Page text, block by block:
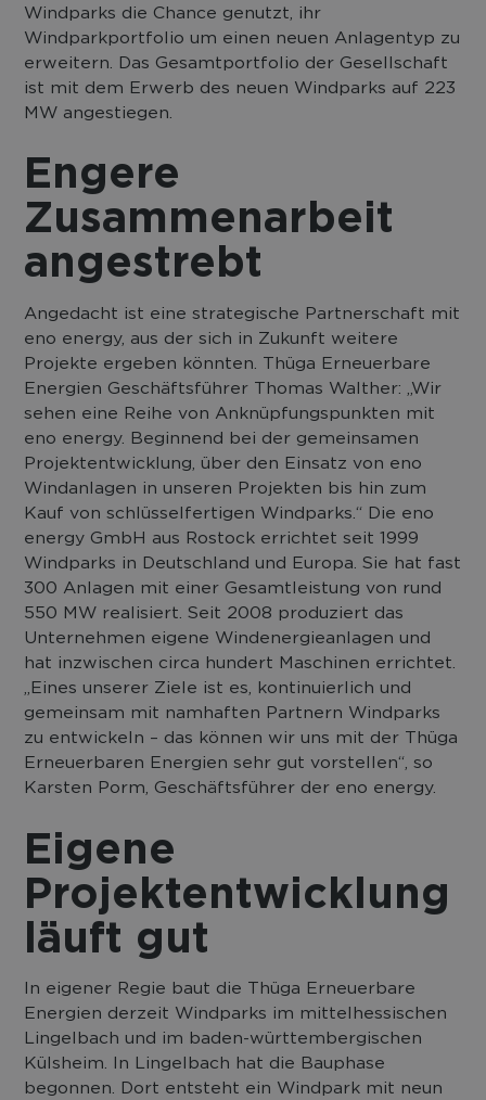
Windparks die Chance genutzt, ihr
Windparkportfolio um einen neuen Anlagentyp zu
erweitern. Das Gesamtportfolio der Gesellschaft
ist mit dem Erwerb des neuen Windparks auf 223
MW angestiegen.
Engere
Zusammenarbeit
angestrebt
Angedacht ist eine strategische Partnerschaft mit
eno energy, aus der sich in Zukunft weitere
Projekte ergeben könnten. Thüga Erneuerbare
Energien Geschäftsführer Thomas Walther: „Wir
sehen eine Reihe von Anknüpfungspunkten mit
eno energy. Beginnend bei der gemeinsamen
Projektentwicklung, über den Einsatz von eno
Windanlagen in unseren Projekten bis hin zum
Kauf von schlüsselfertigen Windparks.“ Die eno
energy GmbH aus Rostock errichtet seit 1999
Windparks in Deutschland und Europa. Sie hat fast
300 Anlagen mit einer Gesamtleistung von rund
550 MW realisiert. Seit 2008 produziert das
Unternehmen eigene Windenergieanlagen und
hat inzwischen circa hundert Maschinen errichtet.
„Eines unserer Ziele ist es, kontinuierlich und
gemeinsam mit namhaften Partnern Windparks
zu entwickeln – das können wir uns mit der Thüga
Erneuerbaren Energien sehr gut vorstellen“, so
Karsten Porm, Geschäftsführer der eno energy.
Eigene
Projektentwicklung
läuft gut
In eigener Regie baut die Thüga Erneuerbare
Energien derzeit Windparks im mittelhessischen
Lingelbach und im baden-württembergischen
Külsheim. In Lingelbach hat die Bauphase
begonnen. Dort entsteht ein Windpark mit neun